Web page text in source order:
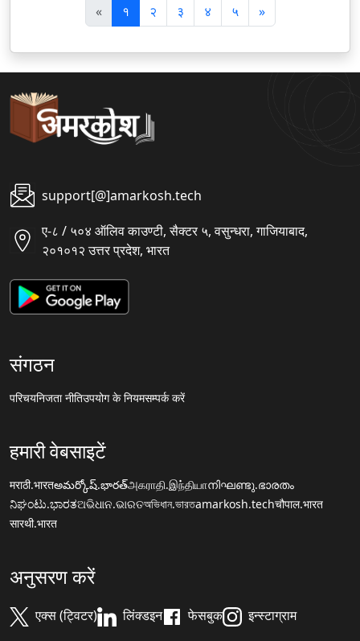
«पि
छ
ला
१ २ ३ ४ ५ »अ
ग
ला
support[@]amarkosh.tech
ए-८ / ५०४ ऑलिव काउण्टी, सैक्टर ५, वसुन्धरा, गाजियाबाद,
२०१०१२ उत्तर प्रदेश, भारत
संगठन
परिचयनिजता नीतिउपयोग के नियमसम्पर्क करें
हमारी वेबसाइटें
मराठी.भारतఅమర్కోష్.భారత్அகராதி.இந்தியாനിഘണ്ടു.ഭാരതം
ನಿಘಂಟು.ಭಾರತଅଭିଧାନ.ଭାରତঅভিধান.ভারতamarkosh.techचौपाल.भारत
सारथी.भारत
अनुसरण करें
एक्स (ट्विटर) लिंक्डइन फेसबुक इन्स्टाग्राम